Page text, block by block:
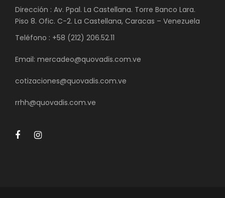
Dirección : Av. Ppal. La Castellana. Torre Banco Lara.
Piso 8. Ofic. C-2. La Castellana, Caracas – Venezuela
Teléfono : +58 (212) 206.52.11
Email: mercadeo@quovadis.com.ve
cotizaciones@quovadis.com.ve
rrhh@quovadis.com.ve